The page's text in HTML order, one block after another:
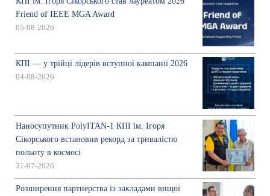
Friend of IEEE MGA Award
05-08-2026
КПІ — у трійці лідерів вступної кампанії 2026
04-08-2026
Наносупутник PolyITAN-1 КПІ ім. Ігоря
Сікорського встановив рекорд за тривалістю
польоту в космосі
31-07-2026
Розширення партнерства із закладами вищої